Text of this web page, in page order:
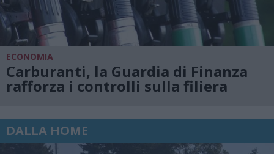
ECONOMIA
Carburanti, la Guardia di Finanza
rafforza i controlli sulla filiera
DALLA HOME